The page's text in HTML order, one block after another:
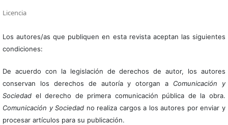
Licencia
Los autores/as que publiquen en esta revista aceptan las siguientes
condiciones:
De acuerdo con la legislación de derechos de autor, los autores
conservan los derechos de autoría y otorgan a Comunicación y
Sociedadel derecho de primera comunicación pública de la obra.
Comunicación y Sociedad no realiza cargos a los autores por enviar y
procesar artículos para su publicación.